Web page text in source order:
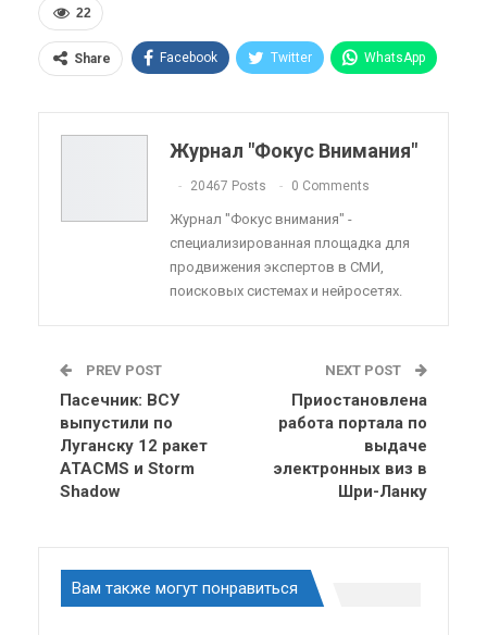
22
Share Facebook Twitter WhatsApp
Telegram VK Viber
Linkedin Tumblr
Журнал "Фокус Внимания"
20467 Posts 0 Comments
Журнал "Фокус внимания" -
специализированная площадка для
продвижения экспертов в СМИ,
поисковых системах и нейросетях.
PREV POST
Пасечник: ВСУ
выпустили по
Луганску 12 ракет
ATACMS и Storm
Shadow
NEXT POST
Приостановлена
работа портала по
выдаче
электронных виз в
Шри-Ланку
Вам также могут понравиться